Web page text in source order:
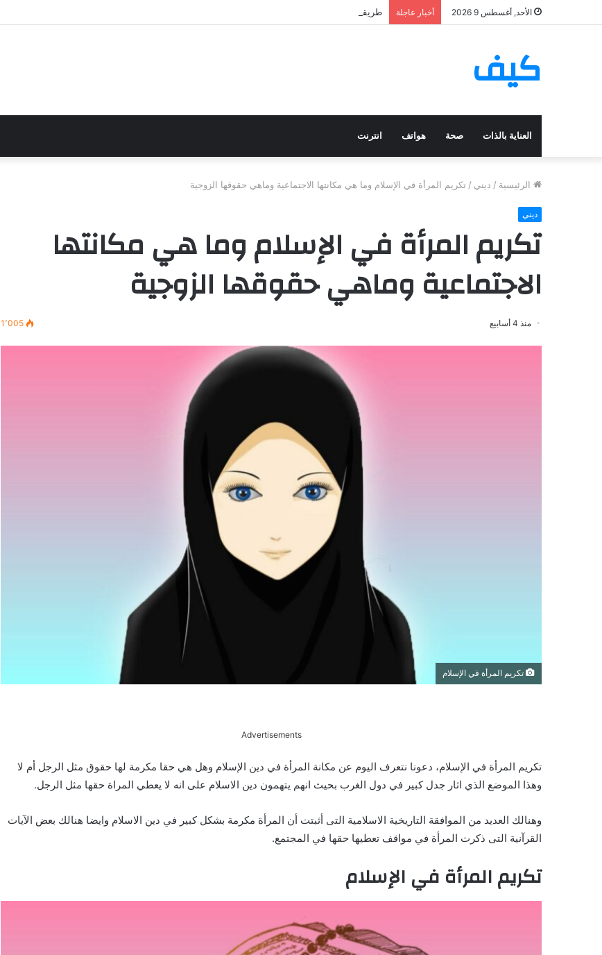
الأحد, أغسطس 9 2026 أخبار عاجلة طريقة عمل صينية سمك بالفرن وصفة ولا ألذ
كيف
العناية بالذات صحة هواتف انترنت
الرئيسية / ديني / تكريم المرأة في الإسلام وما هي مكانتها الاجتماعية وماهي حقوقها الزوجية
ديني
تكريم المرأة في الإسلام وما هي مكانتها
الاجتماعية وماهي حقوقها الزوجية
منذ 4 أسابيع 1٬005
تكريم المرأة في الإسلام
Advertisements
تكريم المرأة في الإسلام، دعونا نتعرف اليوم عن مكانة المرأة في دين الإسلام وهل هي حقا مكرمة لها حقوق مثل الرجل أم لا
وهذا الموضع الذي اثار جدل كبير في دول الغرب بحيث انهم يتهمون دين الاسلام على انه لا يعطي المراة حقها مثل الرجل.
وهنالك العديد من الموافقة التاريخية الاسلامية التى أثبتت أن المرأة مكرمة بشكل كبير في دين الاسلام وايضا هنالك بعض الآيات
القرآنية التى ذكرت المرأة في مواقف تعطيها حقها في المجتمع.
تكريم المرأة في الإسلام